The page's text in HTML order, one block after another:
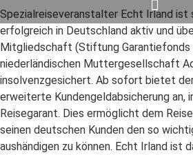
Spezialreiseveranstalter Echt Irland ist
erfolgreich in Deutschland aktiv und
Mitgliedschaft (Stiftung Garantiefonds
niederländischen Muttergesellschaft
insolvenzgesichert. Ab sofort bietet
erweiterte Kundengeldabsicherung an,
Reisegarant. Dies ermöglicht dem
seinen deutschen Kunden den so
aushändigen zu können. Echt Irland ist